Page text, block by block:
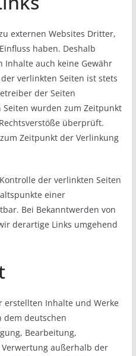
externen Websites Dritter,
haben. Deshalb
auch keine Gewähr
verlinkten Seiten ist stets
der Seiten
wurden zum Zeitpunkt
überprüft.
Zeitpunkt der Verlinkung
der verlinkten Seiten
einer
Bei Bekanntwerden von
derartige Links umgehend
erstellten Inhalte und Werke
dem deutschen
Bearbeitung,
außerhalb der